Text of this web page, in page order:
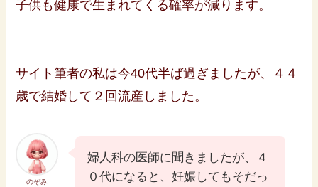
子供も健康で生まれてくる確率が減ります。
サイト筆者の私は今40代半ば過ぎましたが、４４
歳で結婚して２回流産しました。
のぞみ
婦人科の医師に聞きましたが、４
０代になると、妊娠してもそだっ